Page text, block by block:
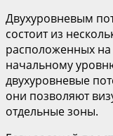
Двухуровневым
состоит из
расположенных
начальному
двухуровневые
они позволяют
отдельные зоны.